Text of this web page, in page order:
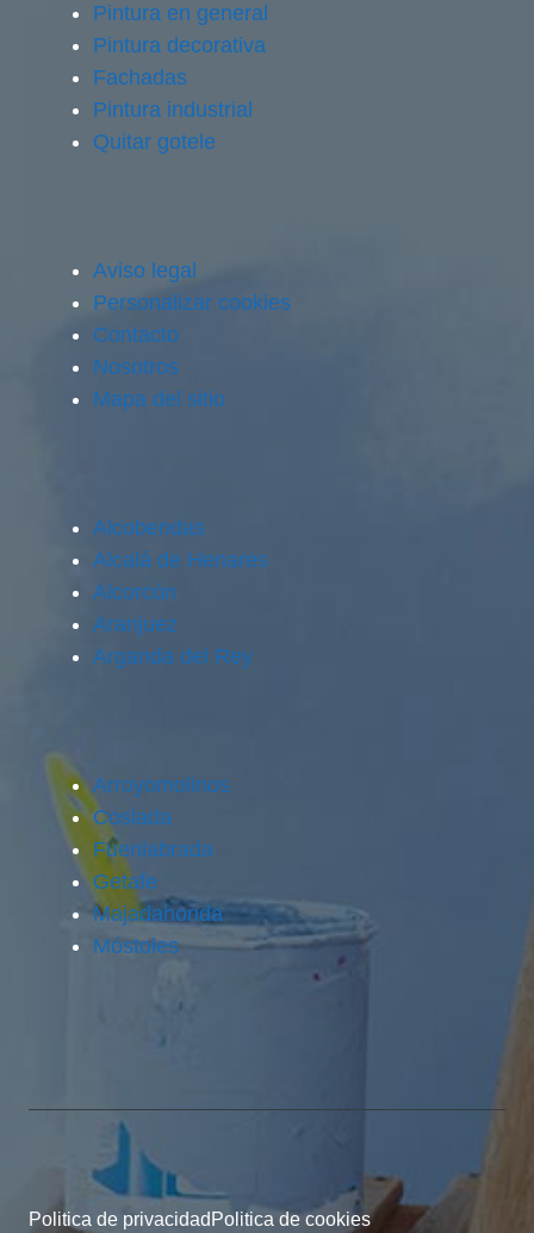
Pintura en general
Pintura decorativa
Fachadas
Pintura industrial
Quitar gotele
Aviso legal
Personalizar cookies
Contacto
Nosotros
Mapa del sitio
Alcobendas
Alcalá de Henares
Alcorcón
Aranjuez
Arganda del Rey
Arroyomolinos
Coslada
Fuenlabrada
Getafe
Majadahonda
Móstoles
Politica de privacidad Politica de cookies